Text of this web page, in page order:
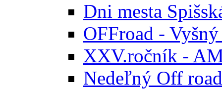
Dni mesta
OFFroad -
XXV.ročník -
Nedeľný Off